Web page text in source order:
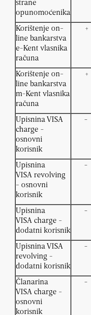
strane
opunomoćenika
Korištenje on-
line bankarstva
e-Kent vlasnika
računa
+
Korištenje on-
line bankarstva
m-Kent vlasnika
računa
+
Upisnina VISA
charge -
osnovni
korisnik
-
Upisnina
VISA revolving
- osnovni
korisnik
-
Upisnina
VISA charge -
dodatni korisnik
-
Upisnina VISA
revolving -
dodatni korisnik
-
Članarina
VISA charge -
osnovni
korisnik
-